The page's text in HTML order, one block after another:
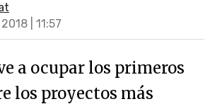
| 11:57
a ocupar los primeros
los proyectos más